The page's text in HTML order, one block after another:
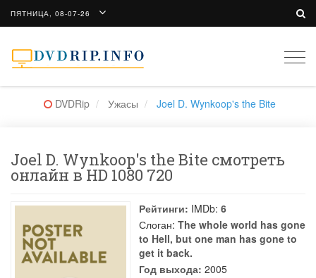
ПЯТНИЦА, 08-07-26
DVDRip Ужасы Joel D. Wynkoop's the Bite
Joel D. Wynkoop's the Bite смотреть
онлайн в HD 1080 720
Рейтинги: IMDb: 6
Слоган: The whole world has gone
to Hell, but one man has gone to
get it back.
Год выхода: 2005